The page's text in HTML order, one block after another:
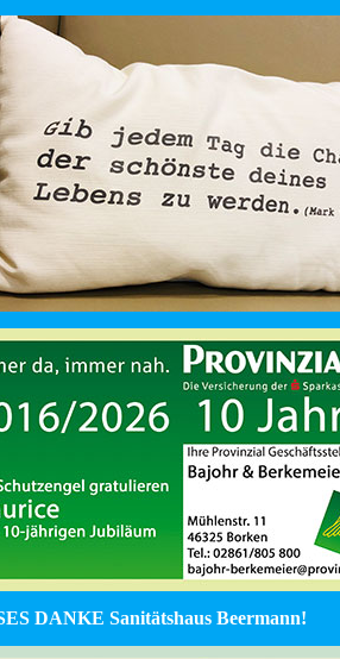
DANKE Sanitätshaus Beermann!